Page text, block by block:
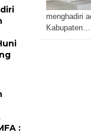
:
menghadiri
Kabupaten…